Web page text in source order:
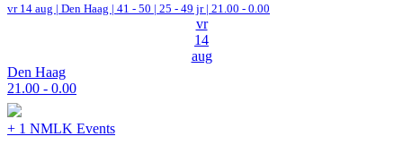
vr 14 aug | Den Haag | 41 - 50 | 25 - 49 jr | 21.00 - 0.00
vr
14
aug
Den Haag
21.00 - 0.00
+ 1 NMLK Events